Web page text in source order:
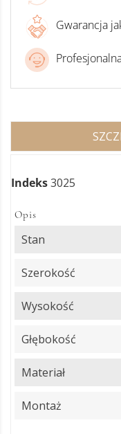
Gwarancja
Indeks3025
Opis
Stan
Szerokość
Wysokość
Głębokość
Materiał
Montaż